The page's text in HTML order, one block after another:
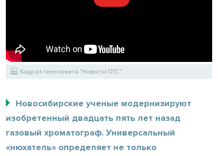
Кадр из телесюжета "Новости ОТС"
Новосибирские ученые модернизируют
изобретенный двадцать пять лет назад
газовый хроматограф. Универсальный
«нюхатель» определяет не только